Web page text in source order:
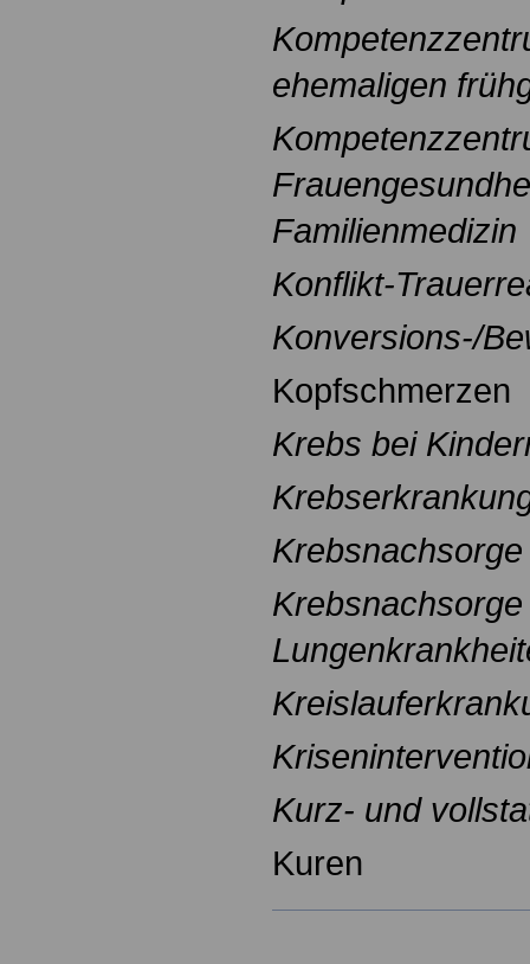
ehemaligen
Familienmedizin
Konflikt-
Konversions-/
Kopfschmerzen
Krebs bei
Krebsnachsorge
Kurz- und
Kuren